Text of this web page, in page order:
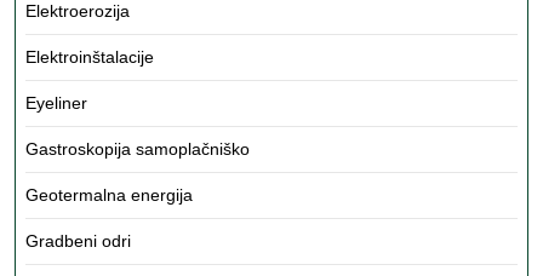
Elektroerozija
Elektroinštalacije
Eyeliner
Gastroskopija samoplačniško
Geotermalna energija
Gradbeni odri